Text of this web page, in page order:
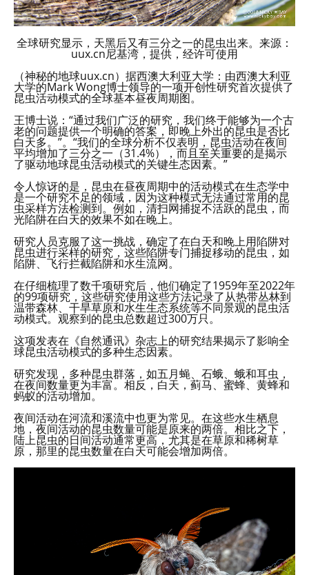
全球研究显示，天黑后又有三分之一的昆虫出来。来源：
uux.cn尼基湾，提供，经许可使用
（神秘的地球uux.cn）据西澳大利亚大学：由西澳大利亚
大学的Mark Wong博士领导的一项开创性研究首次提供了
昆虫活动模式的全球基本昼夜周期图。
王博士说：“通过我们广泛的研究，我们终于能够为一个古
老的问题提供一个明确的答案，即晚上外出的昆虫是否比
白天多。”。“我们的全球分析不仅表明，昆虫活动在夜间
平均增加了三分之一（31.4%），而且至关重要的是揭示
了驱动地球昆虫活动模式的关键生态因素。”
令人惊讶的是，昆虫在昼夜周期中的活动模式在生态学中
是一个研究不足的领域，因为这种模式无法通过常用的昆
虫采样方法检测到。例如，清扫网捕捉不活跃的昆虫，而
光陷阱在白天的效果不如在晚上。
研究人员克服了这一挑战，确定了在白天和晚上用陷阱对
昆虫进行采样的研究，这些陷阱专门捕捉移动的昆虫，如
陷阱、飞行拦截陷阱和水生流网。
在仔细梳理了数千项研究后，他们确定了1959年至2022年
的99项研究，这些研究使用这些方法记录了从热带丛林到
温带森林、干旱草原和水生生态系统等不同景观的昆虫活
动模式。观察到的昆虫总数超过300万只。
这项发表在《自然通讯》杂志上的研究结果揭示了影响全
球昆虫活动模式的多种生态因素。
研究发现，多种昆虫群落，如五月蝇、石蛾、蛾和耳虫，
在夜间数量更为丰富。相反，白天，蓟马、蜜蜂、黄蜂和
蚂蚁的活动增加。
夜间活动在河流和溪流中也更为常见。在这些水生栖息
地，夜间活动的昆虫数量可能是原来的两倍。相比之下，
陆上昆虫的日间活动通常更高，尤其是在草原和稀树草
原，那里的昆虫数量在白天可能会增加两倍。